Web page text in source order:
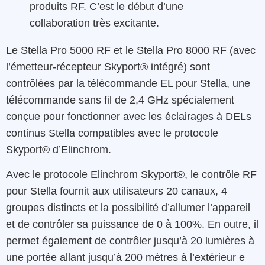
produits RF. C’est le début d’une
collaboration très excitante.
Le Stella Pro 5000 RF et le Stella Pro 8000 RF (avec
l’émetteur-récepteur Skyport® intégré) sont
contrôlées par la télécommande EL pour Stella, une
télécommande sans fil de 2,4 GHz spécialement
conçue pour fonctionner avec les éclairages à DELs
continus Stella compatibles avec le protocole
Skyport® d’Elinchrom.
Avec le protocole Elinchrom Skyport®, le contrôle RF
pour Stella fournit aux utilisateurs 20 canaux, 4
groupes distincts et la possibilité d’allumer l’appareil
et de contrôler sa puissance de 0 à 100%. En outre, il
permet également de contrôler jusqu’à 20 lumières à
une portée allant jusqu’à 200 mètres à l’extérieur e